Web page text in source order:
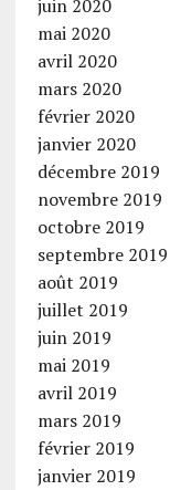
juin 2020
mai 2020
avril 2020
mars 2020
février 2020
janvier 2020
décembre 2019
novembre 2019
octobre 2019
septembre 2019
août 2019
juillet 2019
juin 2019
mai 2019
avril 2019
mars 2019
février 2019
janvier 2019